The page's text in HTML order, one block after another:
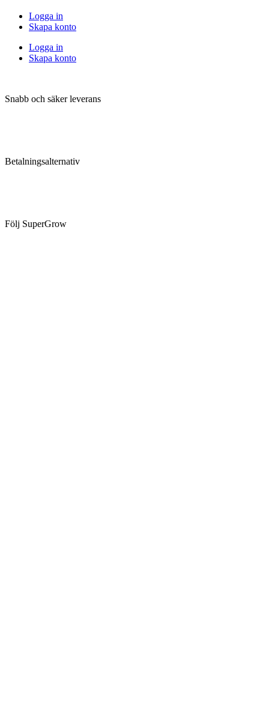
Logga in
Skapa konto
Logga in
Skapa konto
Snabb och säker leverans
Betalningsalternativ
Följ SuperGrow